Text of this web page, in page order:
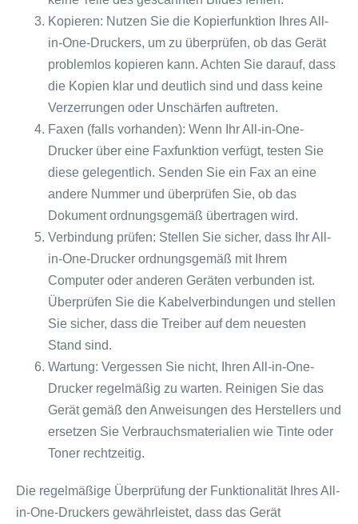
Kopieren: Nutzen Sie die Kopierfunktion Ihres All-
in-One-Druckers, um zu überprüfen, ob das Gerät
problemlos kopieren kann. Achten Sie darauf, dass
die Kopien klar und deutlich sind und dass keine
Verzerrungen oder Unschärfen auftreten.
Faxen (falls vorhanden): Wenn Ihr All-in-One-
Drucker über eine Faxfunktion verfügt, testen Sie
diese gelegentlich. Senden Sie ein Fax an eine
andere Nummer und überprüfen Sie, ob das
Dokument ordnungsgemäß übertragen wird.
Verbindung prüfen: Stellen Sie sicher, dass Ihr All-
in-One-Drucker ordnungsgemäß mit Ihrem
Computer oder anderen Geräten verbunden ist.
Überprüfen Sie die Kabelverbindungen und stellen
Sie sicher, dass die Treiber auf dem neuesten
Stand sind.
Wartung: Vergessen Sie nicht, Ihren All-in-One-
Drucker regelmäßig zu warten. Reinigen Sie das
Gerät gemäß den Anweisungen des Herstellers und
ersetzen Sie Verbrauchsmaterialien wie Tinte oder
Toner rechtzeitig.
Die regelmäßige Überprüfung der Funktionalität Ihres All-
in-One-Druckers gewährleistet, dass das Gerät